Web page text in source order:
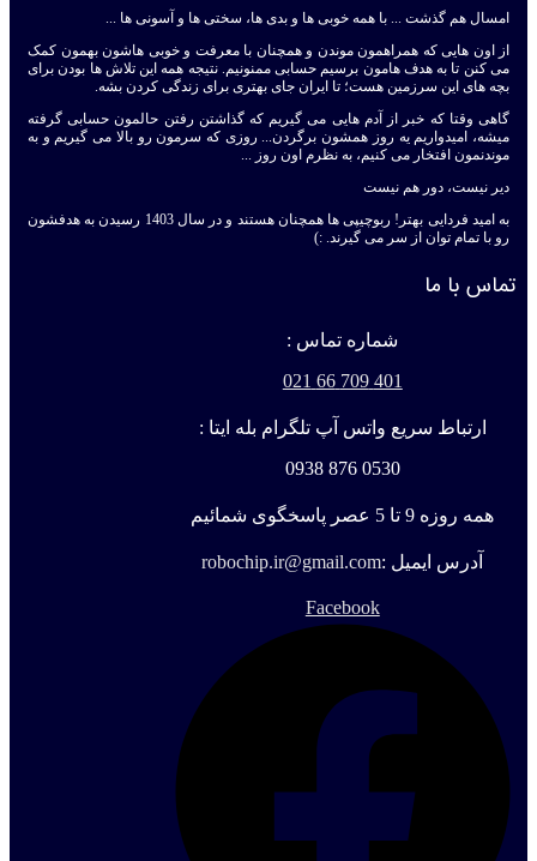
امسال هم گذشت ... با همه خوبی ها و بدی ها، سختی ها و آسونی ها ...
از اون هایی که همراهمون موندن و همچنان با معرفت و خوبی هاشون بهمون کمک
می کنن تا به هدف هامون برسیم حسابی ممنونیم. نتیجه همه این تلاش ها بودن برای
بچه های این سرزمین هست؛ تا ایران جای بهتری برای زندگی کردن بشه.
گاهی وقتا که خبر از آدم هایی می گیریم که گذاشتن رفتن حالمون حسابی گرفته
میشه، امیدواریم یه روز همشون برگردن... روزی که سرمون رو بالا می گیریم و به
موندنمون افتخار می کنیم، به نظرم اون روز ...
دیر نیست، دور هم نیست
به امید فردایی بهتر! ربوچیپی ها همچنان هستند و در سال 1403 رسیدن به هدفشون
رو با تمام توان از سر می گیرند. :)
تماس با ما
شماره تماس :
401 709 66 021
ارتباط سریع واتس آپ تلگرام بله ایتا :
0530 876 0938
همه روزه 9 تا 5 عصر پاسخگوی شمائیم
آدرس ایمیل :robochip.ir@gmail.com
Facebook